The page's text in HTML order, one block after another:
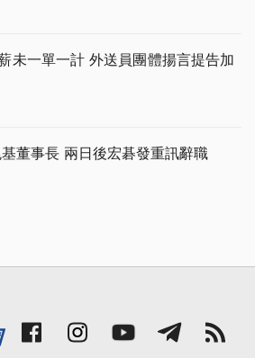
未一單一計 外送員團體揚言提告加
董事長 兩日後宏碁發重訊辭職